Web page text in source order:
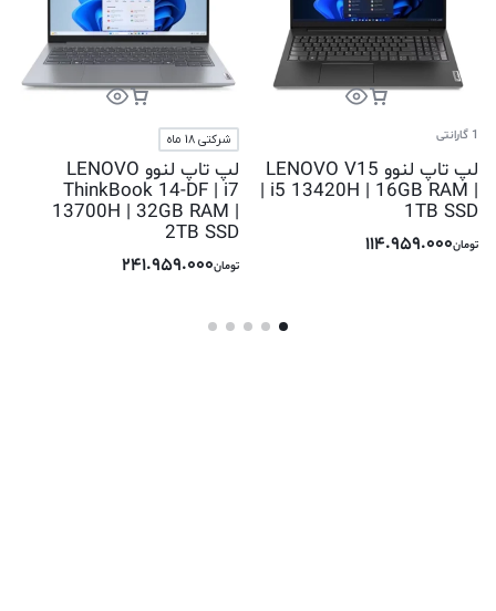
1 گارانتی
لپ تاپ لنوو LENOVO V15
| i5 13420H | 16GB RAM |
1TB SSD
تومان114.959.000
شرکتی 18 ماه
لپ تاپ لنوو LENOVO
ThinkBook 14-DF | i7
13700H | 32GB RAM |
2TB SSD
تومان241.959.000